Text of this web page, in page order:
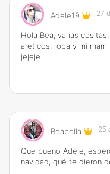
Adele19 27
Hola Bea, varias
areticos, ropa y mi
jejeje
Beabella 25
Que bueno Adele,
navidad, qué te dieron